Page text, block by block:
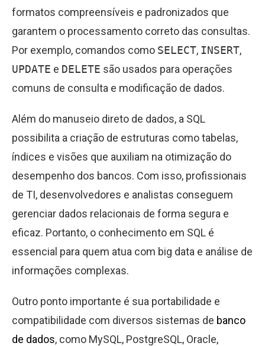
formatos compreensíveis e padronizados que
garantem o processamento correto das consultas.
Por exemplo, comandos como SELECT, INSERT,
UPDATE e DELETE são usados para operações
comuns de consulta e modificação de dados.
Além do manuseio direto de dados, a SQL
possibilita a criação de estruturas como tabelas,
índices e visões que auxiliam na otimização do
desempenho dos bancos. Com isso, profissionais
de TI, desenvolvedores e analistas conseguem
gerenciar dados relacionais de forma segura e
eficaz. Portanto, o conhecimento em SQL é
essencial para quem atua com big data e análise de
informações complexas.
Outro ponto importante é sua portabilidade e
compatibilidade com diversos sistemas de banco
de dados, como MySQL, PostgreSQL, Oracle,